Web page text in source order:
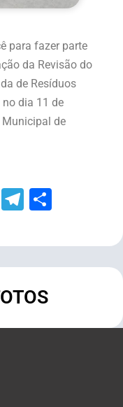
para fazer parte
da Revisão do
de Resíduos
no dia 11 de
Municipal de
WhatsApp
Telegram